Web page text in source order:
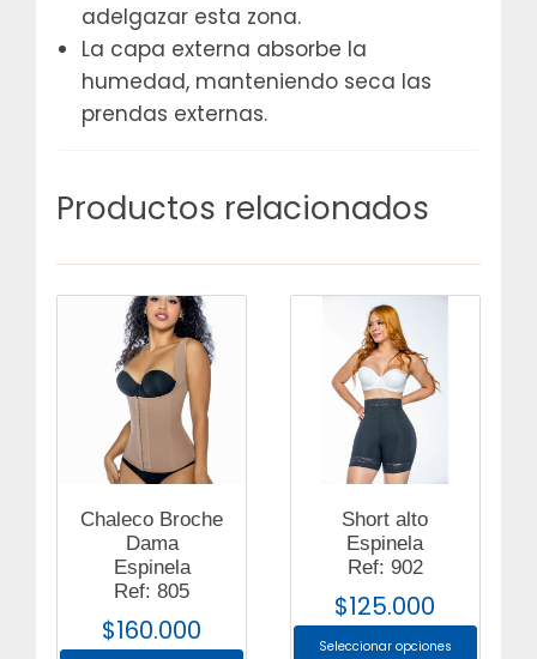
adelgazar esta zona.
La capa externa absorbe la
humedad, manteniendo seca las
prendas externas.
Productos relacionados
Chaleco Broche
Dama
Espinela
Ref: 805
$160.000
Short alto
Espinela
Ref: 902
$125.000
Seleccionar opciones